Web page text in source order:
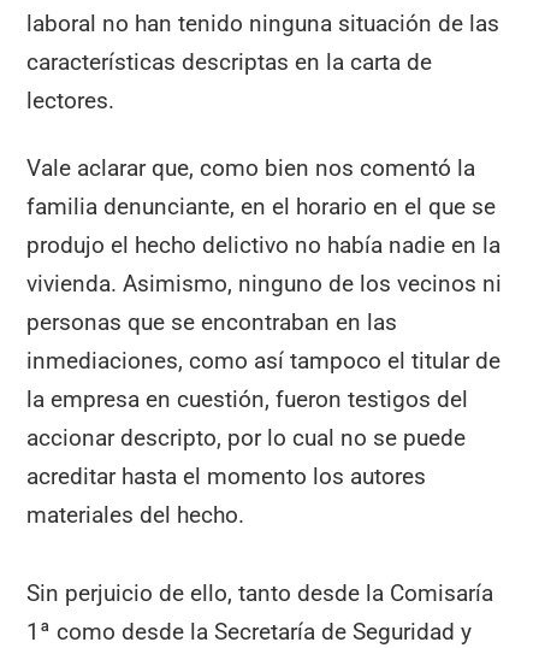
laboral no han tenido ninguna situación de las
características descriptas en la carta de
lectores.
Vale aclarar que, como bien nos comentó la
familia denunciante, en el horario en el que se
produjo el hecho delictivo no había nadie en la
vivienda. Asimismo, ninguno de los vecinos ni
personas que se encontraban en las
inmediaciones, como así tampoco el titular de
la empresa en cuestión, fueron testigos del
accionar descripto, por lo cual no se puede
acreditar hasta el momento los autores
materiales del hecho.
Sin perjuicio de ello, tanto desde la Comisaría
1ª como desde la Secretaría de Seguridad y